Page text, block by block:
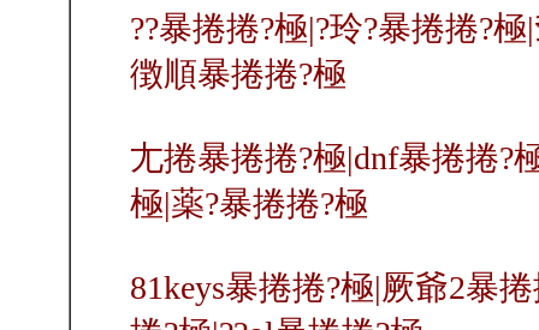
??暴捲捲?極|?玲?暴捲捲?
徴順暴捲捲?極
尢捲暴捲捲?極|dnf暴捲捲?
極|薬?暴捲捲?極
81keys暴捲捲?極|厥爺2暴